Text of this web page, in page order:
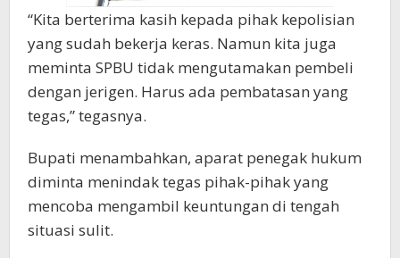
“Kita berterima kasih kepada pihak kepolisian
yang sudah bekerja keras. Namun kita juga
meminta SPBU tidak mengutamakan pembeli
dengan jerigen. Harus ada pembatasan yang
tegas,” tegasnya.
Bupati menambahkan, aparat penegak hukum
diminta menindak tegas pihak-pihak yang
mencoba mengambil keuntungan di tengah
situasi sulit.